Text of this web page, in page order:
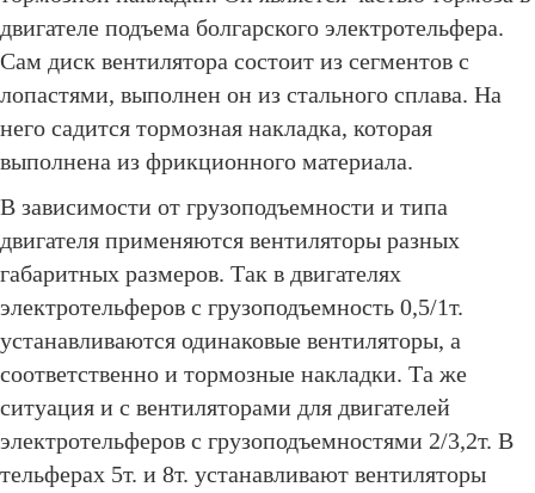
двигателе подъема болгарского электротельфера.
Сам диск вентилятора состоит из сегментов с
лопастями, выполнен он из стального сплава. На
него садится тормозная накладка, которая
выполнена из фрикционного материала.
В зависимости от грузоподъемности и типа
двигателя применяются вентиляторы разных
габаритных размеров. Так в двигателях
электротельферов с грузоподъемность 0,5/1т.
устанавливаются одинаковые вентиляторы, а
соответственно и тормозные накладки. Та же
ситуация и с вентиляторами для двигателей
электротельферов с грузоподъемностями 2/3,2т. В
тельферах 5т. и 8т. устанавливают вентиляторы